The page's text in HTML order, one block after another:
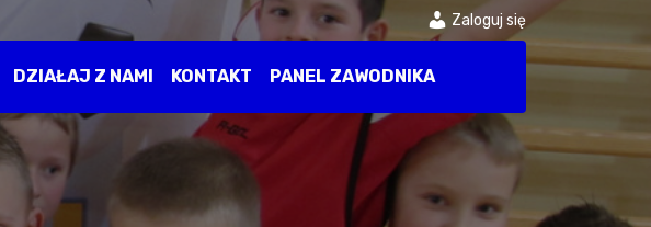
Zaloguj się
DZIAŁAJ Z NAMI KONTAKT PANEL ZAWODNIKA